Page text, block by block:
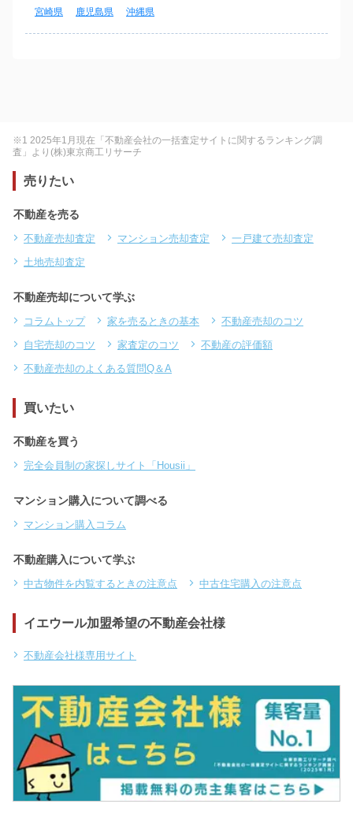
宮崎県
鹿児島県 沖縄県
※1 2025年1月現在「不動産会社の一括査定サイトに関するランキング調
査」より(株)東京商工リサーチ
売りたい
不動産を売る
不動産売却査定 マンション売却査定
一戸建て売却査定
土地売却査定
不動産売却について学ぶ
コラムトップ 家を売るときの基本
不動産売却のコツ
自宅売却のコツ
家査定のコツ
不動産の評価額
不動産売却のよくある質問Q＆A
買いたい
不動産を買う
完全会員制の家探しサイト「Housii」
マンション購入について調べる
マンション購入コラム
不動産購入について学ぶ
中古物件を内覧するときの注意点 中古住宅購入の注意点
イエウール加盟希望の不動産会社様
不動産会社様専用サイト